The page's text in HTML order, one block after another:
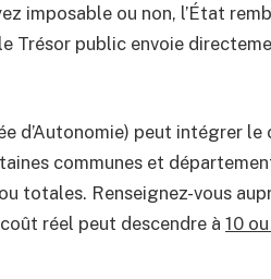
imposable ou non, l’État
Trésor public envoie
d’Autonomie) peut intégrer le
communes et
totales. Renseignez-vous
réel peut descendre à 10